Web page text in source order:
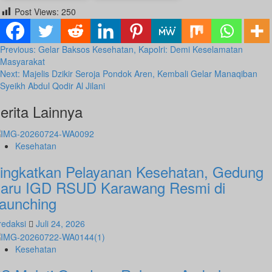
Agustus 31, 2023
Redaksi
Desember 21, 2023
Post Views: 250
Post
navigation
Previous: Gelar Baksos Kesehatan, Kapolri: Demi Keselamatan
Masyarakat
Next: Majelis Dzikir Seroja Pondok Aren, Kembali Gelar Manaqiban
Syeikh Abdul Qodir Al Jilani
Lainnya
Kesehatan
Pelayanan Kesehatan, Gedung
IGD RSUD Karawang Resmi di
Juli 24, 2026
Kesehatan